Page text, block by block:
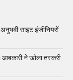
साइट इंजीनियरों
ने खोला तस्करी